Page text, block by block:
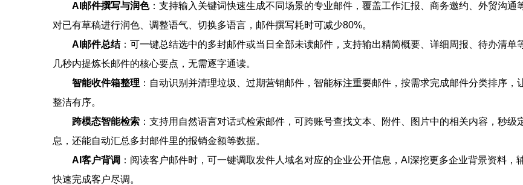
AI邮件撰写与润色：支持输入关键词快速生成不同场景的专业邮件，覆盖工作汇报、商务邀约、外贸沟通
对已有草稿进行润色、调整语气、切换多语言，邮件撰写耗时可减少80%。
AI邮件总结：可一键总结选中的多封邮件或当日全部未读邮件，支持输出精简概要、详细周报、待办清单
几秒内提炼长邮件的核心要点，无需逐字通读。
智能收件箱整理 ：自动识别并清理垃圾、过期营销邮件，智能标注重要邮件，按需求完成邮件分类排序，
整洁有序。
跨模态智能检索 ：支持用自然语言对话式检索邮件，可跨账号查找文本、附件、图片中的相关内容，秒级
息，还能自动汇总多封邮件里的报销金额等数据。
AI客户背调 ：阅读客户邮件时，可一键调取发件人域名对应的企业公开信息，AI深挖更多企业背景资料，
快速完成客户尽调。